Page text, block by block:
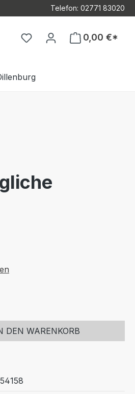
Telefon: 02771 83020
Du hast 0 Produkte auf
0,00 €*
gewünschten Wert
DEN WARENKORB